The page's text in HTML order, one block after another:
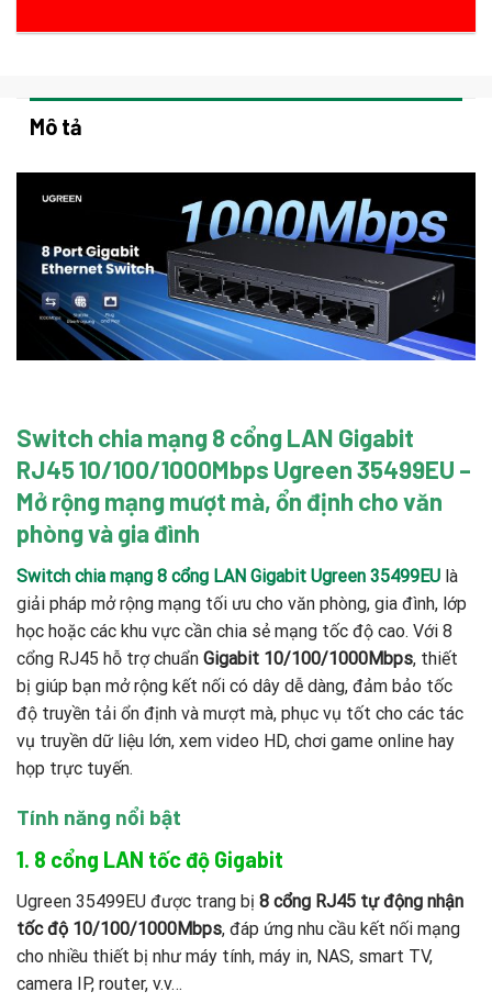
Mô tả
Switch chia mạng 8 cổng LAN Gigabit
RJ45 10/100/1000Mbps Ugreen 35499EU –
Mở rộng mạng mượt mà, ổn định cho văn
phòng và gia đình
Switch chia mạng 8 cổng LAN Gigabit Ugreen 35499EU là
giải pháp mở rộng mạng tối ưu cho văn phòng, gia đình, lớp
học hoặc các khu vực cần chia sẻ mạng tốc độ cao. Với 8
cổng RJ45 hỗ trợ chuẩn Gigabit 10/100/1000Mbps, thiết
bị giúp bạn mở rộng kết nối có dây dễ dàng, đảm bảo tốc
độ truyền tải ổn định và mượt mà, phục vụ tốt cho các tác
vụ truyền dữ liệu lớn, xem video HD, chơi game online hay
họp trực tuyến.
Tính năng nổi bật
1. 8 cổng LAN tốc độ Gigabit
Ugreen 35499EU được trang bị 8 cổng RJ45 tự động nhận
tốc độ 10/100/1000Mbps, đáp ứng nhu cầu kết nối mạng
cho nhiều thiết bị như máy tính, máy in, NAS, smart TV,
camera IP, router, v.v…